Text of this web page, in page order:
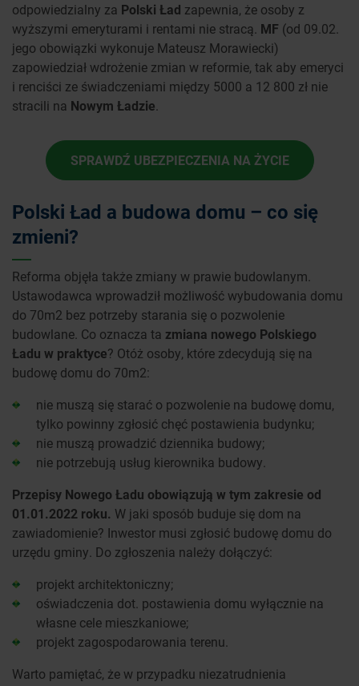
odpowiedzialny za Polski Ład zapewnia, że osoby z
wyższymi emeryturami i rentami nie stracą. MF (od 09.02.
jego obowiązki wykonuje Mateusz Morawiecki)
zapowiedział wdrożenie zmian w reformie, tak aby emeryci
i renciści ze świadczeniami między 5000 a 12 800 zł nie
stracili na Nowym Ładzie.
SPRAWDŹ UBEZPIECZENIA NA ŻYCIE
Polski Ład a budowa domu – co się
zmieni?
Reforma objęła także zmiany w prawie budowlanym.
Ustawodawca wprowadził możliwość wybudowania domu
do 70m2 bez potrzeby starania się o pozwolenie
budowlane. Co oznacza ta zmiana nowego Polskiego
Ładu w praktyce? Otóż osoby, które zdecydują się na
budowę domu do 70m2:
nie muszą się starać o pozwolenie na budowę domu,
tylko powinny zgłosić chęć postawienia budynku;
nie muszą prowadzić dziennika budowy;
nie potrzebują usług kierownika budowy.
Przepisy Nowego Ładu obowiązują w tym zakresie od
01.01.2022 roku. W jaki sposób buduje się dom na
zawiadomienie? Inwestor musi zgłosić budowę domu do
urzędu gminy. Do zgłoszenia należy dołączyć:
projekt architektoniczny;
oświadczenia dot. postawienia domu wyłącznie na
własne cele mieszkaniowe;
projekt zagospodarowania terenu.
Warto pamiętać, że w przypadku niezatrudnienia